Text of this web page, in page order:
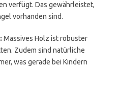
verfügt. Das gewährleistet,
vorhanden sind.
Massives Holz ist robuster
Zudem sind natürliche
was gerade bei Kindern